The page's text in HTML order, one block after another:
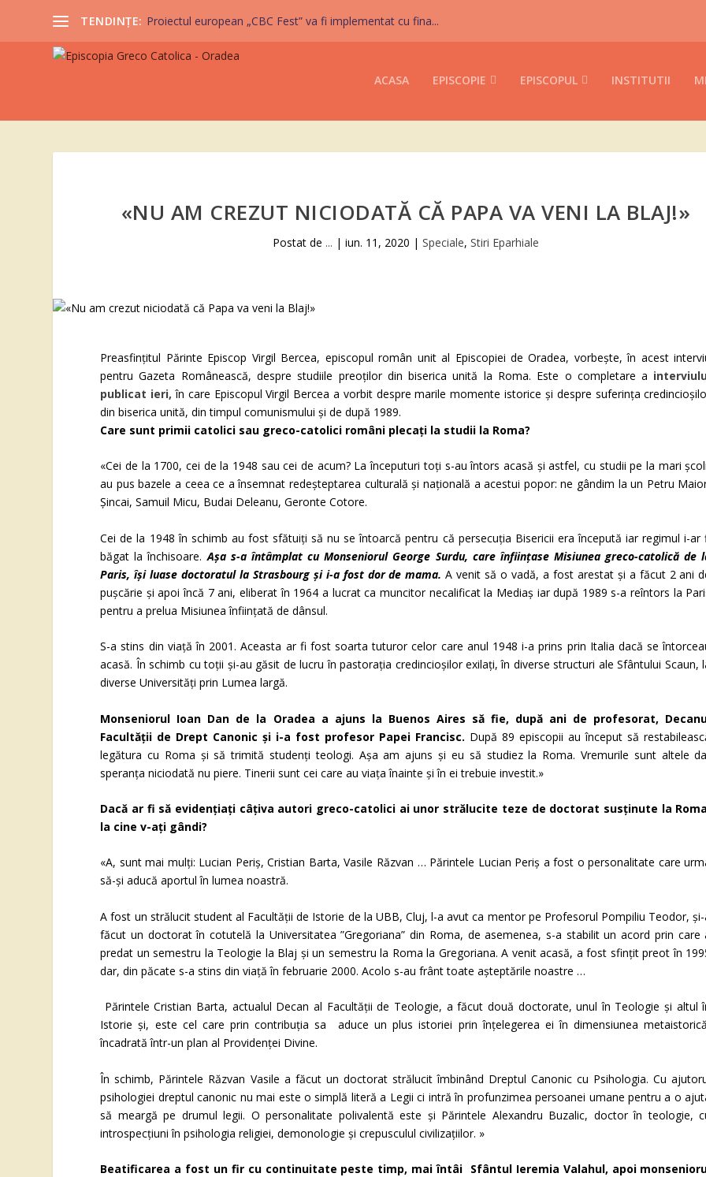
TENDINȚE: Proiectul european „CBC Fest” va fi implementat cu fina...
ACASA EPISCOPIE EPISCOPUL INSTITUTII
«NU AM CREZUT NICIODATĂ CĂ PAPA VA VENI LA BLAJ!»
Postat de ... | iun. 11, 2020 | Speciale, Stiri Eparhiale
Preasfințitul Părinte Episcop Virgil Bercea, episcopul român unit al Episcopiei de Oradea, vorbește, în acest
pentru Gazeta Românească, despre studiile preoților din biserica unită la Roma. Este o completare a
publicat ieri, în care Episcopul Virgil Bercea a vorbit despre marile momente istorice și despre suferința
din biserica unită, din timpul comunismului și de după 1989.
Care sunt primii catolici sau greco-catolici români plecați la studii la Roma?
«Cei de la 1700, cei de la 1948 sau cei de acum? La începuturi toți s-au întors acasă și astfel, cu studii pe la mari
au pus bazele a ceea ce a însemnat redeșteptarea culturală și națională a acestui popor: ne gândim la un Petru
Șincai, Samuil Micu, Budai Deleanu, Geronte Cotore.
Cei de la 1948 în schimb au fost sfătuiți să nu se întoarcă pentru că persecuția Bisericii era începută iar regimul i-ar
băgat la închisoare.Așa s-a întâmplat cu Monseniorul George Surdu, care înființase Misiunea greco-catolică de
Paris, își luase doctoratul la Strasbourg și i-a fost dor de mama. A venit să o vadă, a fost arestat și a făcut 2 ani
pușcărie și apoi încă 7 ani, eliberat în 1964 a lucrat ca muncitor necalificat la Mediaș iar după 1989 s-a reîntors la
pentru a prelua Misiunea înființată de dânsul.
S-a stins din viață în 2001. Aceasta ar fi fost soarta tuturor celor care anul 1948 i-a prins prin Italia dacă se
acasă. În schimb cu toții și-au găsit de lucru în pastorația credincioșilor exilați, în diverse structuri ale Sfântului Scaun,
diverse Universități prin Lumea largă.
Monseniorul Ioan Dan de la Oradea a ajuns la Buenos Aires să fie, după ani de profesorat,
Facultății de Drept Canonic și i-a fost profesor Papei Francisc. După 89 episcopii au început să
legătura cu Roma și să trimită studenți teologi. Așa am ajuns și eu să studiez la Roma. Vremurile sunt altele
speranța niciodată nu piere. Tinerii sunt cei care au viața înainte și în ei trebuie investit.»
Dacă ar fi să evidențiați câțiva autori greco-catolici ai unor strălucite teze de doctorat susținute la
la cine v-ați gândi?
«A, sunt mai mulți: Lucian Periș, Cristian Barta, Vasile Răzvan … Părintele Lucian Periș a fost o personalitate care
să-și aducă aportul în lumea noastră.
A fost un strălucit student al Facultății de Istorie de la UBB, Cluj, l-a avut ca mentor pe Profesorul Pompiliu Teodor, și-
făcut un doctorat în cotutelă la Universitatea ”Gregoriana” din Roma, de asemenea, s-a stabilit un acord prin care
predat un semestru la Teologie la Blaj și un semestru la Roma la Gregoriana. A venit acasă, a fost sfințit preot în
dar, din păcate s-a stins din viață în februarie 2000. Acolo s-au frânt toate așteptările noastre …
Părintele Cristian Barta, actualul Decan al Facultății de Teologie, a făcut două doctorate, unul în Teologie și altul
Istorie și, este cel care prin contribuția sa aduce un plus istoriei prin înțelegerea ei în dimensiunea
încadrată într-un plan al Providenței Divine.
În schimb, Părintele Răzvan Vasile a făcut un doctorat strălucit îmbinând Dreptul Canonic cu Psihologia. Cu
psihologiei dreptul canonic nu mai este o simplă literă a Legii ci intră în profunzimea persoanei umane pentru a o
să meargă pe drumul legii. O personalitate polivalentă este și Părintele Alexandru Buzalic, doctor în teologie,
introspecțiuni în psihologia religiei, demonologie și crepusculul civilizațiilor. »
Beatificarea a fost un fir cu continuitate peste timp, mai întâi Sfântul Ieremia Valahul, apoi